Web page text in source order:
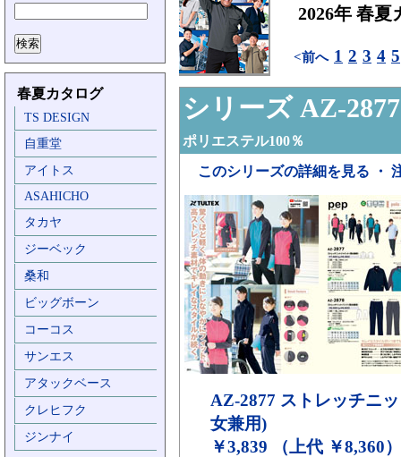
春夏カタログ
TS DESIGN
自重堂
アイトス
ASAHICHO
タカヤ
ジーベック
桑和
ビッグボーン
コーコス
サンエス
アタックベース
クレヒフク
ジンナイ
2026年 春夏
<前へ 1 2 3 4 5
シリーズ AZ-2877
ポリエステル100％
このシリーズの詳細を見る ・
AZ-2877 ストレッチニ
女兼用)
￥3,839 （上代 ￥8,360）